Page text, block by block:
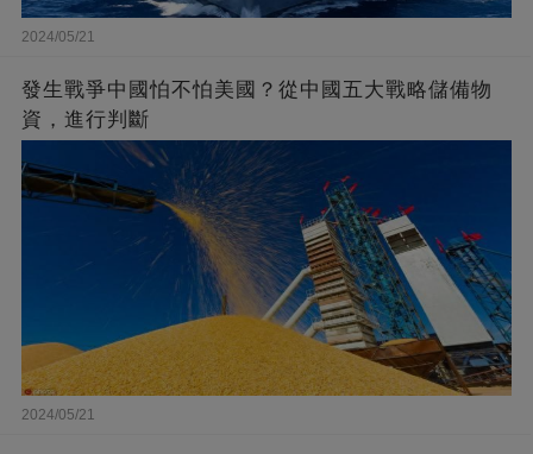
2024/05/21
發生戰爭中國怕不怕美國？從中國五大戰略儲備物
資，進行判斷
2024/05/21